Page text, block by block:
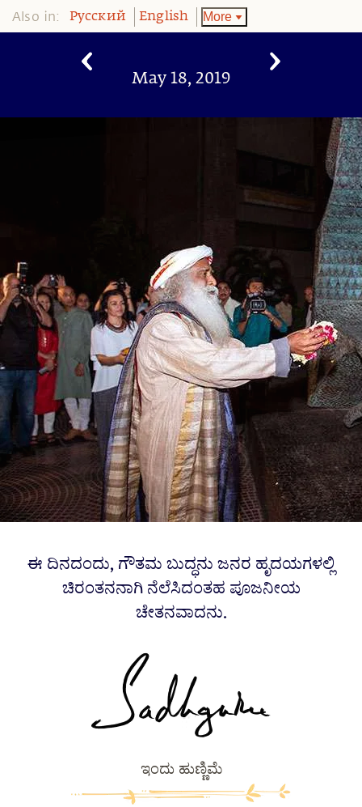
Also in: Pусский English More
May 18, 2019
ಈ ದಿನದಂದು, ಗೌತಮ ಬುದ್ಧನು ಜನರ ಹೃದಯಗಳಲ್ಲಿ
ಚಿರಂತನನಾಗಿ ನೆಲೆಸಿದಂತಹ ಪೂಜನೀಯ
ಚೇತನವಾದನು.
ಇಂದು ಹುಣ್ಣಿಮೆ